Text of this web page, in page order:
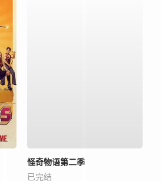
怪奇物语第二季
已完结